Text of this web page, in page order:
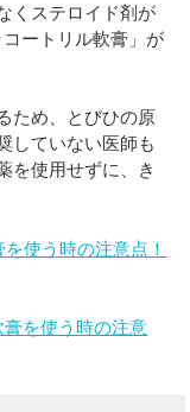
くステロイド剤が
ートリル軟膏」が
ため、とびひの原
していない医師も
を使用せずに、き
使う時の注意点！
を使う時の注意